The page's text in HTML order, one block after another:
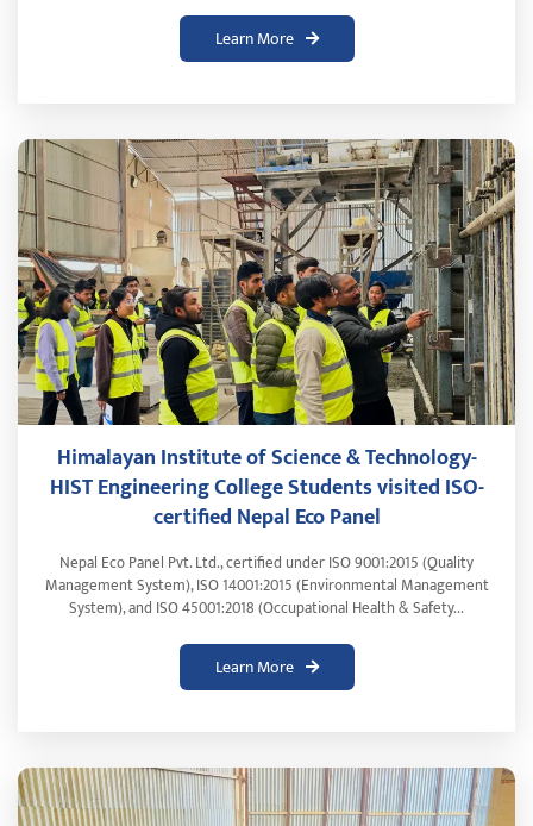
Learn More
Himalayan Institute of Science & Technology-
HIST Engineering College Students visited ISO-
certified Nepal Eco Panel
Nepal Eco Panel Pvt. Ltd., certified under ISO 9001:2015 (Quality
Management System), ISO 14001:2015 (Environmental Management
System), and ISO 45001:2018 (Occupational Health & Safety...
Learn More